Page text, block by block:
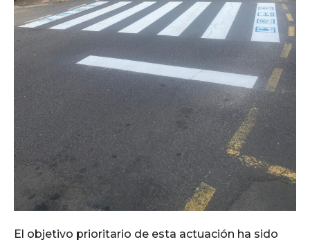
El objetivo prioritario de esta actuación ha sido